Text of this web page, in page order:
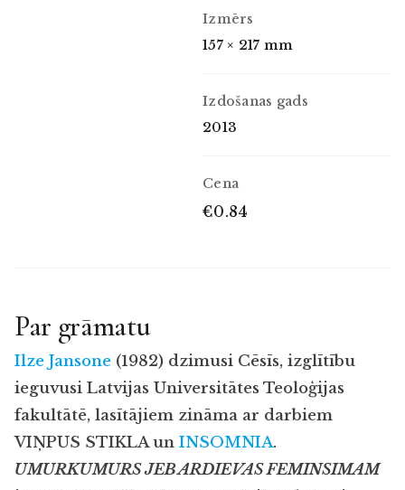
Izmērs
157 × 217 mm
Izdošanas gads
2013
Cena
€0.84
Par grāmatu
Ilze Jansone (1982) dzimusi Cēsīs, izglītību
ieguvusi Latvijas Universitātes Teoloģijas
fakultātē, lasītājiem zināma ar darbiem
VIŅPUS STIKLAun INSOMNIA.
UMURKUMURS JEB ARDIEVAS FEMINSIMAM